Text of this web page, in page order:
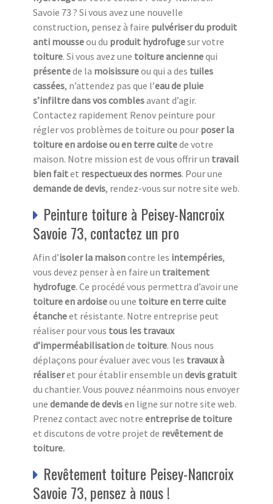
Savoie 73 ? Si vous avez une nouvelle
construction, pensez à faire pulvériser du produit
anti mousseou du produit hydrofugesur votre
toiture. Si vous avez une toiture anciennequi
présentede la moisissureou qui a des tuiles
cassées, n’attendez pas que l’eau de pluie
s’infiltre dans vos comblesavant d’agir.
Contactez rapidement Renov peinture pour
régler vos problèmes de toiture ou pour poser la
toiture en ardoise ou en terre cuitede votre
maison. Notre mission est de vous offrir un travail
bien faitet respectueux des normes. Pour une
demande de devis, rendez-vous sur notre site web.
Peinture toiture à Peisey-Nancroix
Savoie 73, contactez un pro
Afin d’isoler la maisoncontre les intempéries,
vous devez penser à en faire un traitement
hydrofuge. Ce procédé vous permettra d’avoir une
toiture en ardoiseou une toiture en terre cuite
étancheet résistante. Notre entreprise peut
réaliser pour vous tous les travaux
d’imperméabilisationde toiture. Nous nous
déplaçons pour évaluer avec vous les travaux à
réaliseret pour établir ensemble un devis gratuit
du chantier. Vous pouvez néanmoins nous envoyer
une demande de devisen ligne sur notre site web.
Prenez contact avec notre entreprise de toiture
et discutons de votre projet de revêtement de
toiture.
Revêtement toiture Peisey-Nancroix
Savoie 73, pensez à nous !